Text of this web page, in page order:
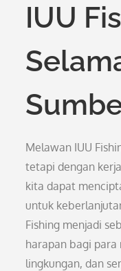
IUU
Melawan IUU
tetapi dengan
kita dapat
untuk
Fishing menjadi
harapan bagi para
lingkungan, dan